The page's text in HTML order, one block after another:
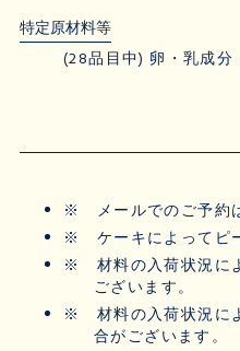
特定原材料等
(28品目中) 卵・乳成分
※ メールでのご予約
※ ケーキによってピ
※ 材料の入荷状況に
ございます。
※ 材料の入荷状況に
合がございます。